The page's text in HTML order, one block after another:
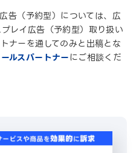
告（予約型）については、広
レイ広告（予約型）取り扱い
ナーを通してのみと出稿とな
ルスパートナーにご相談くだ